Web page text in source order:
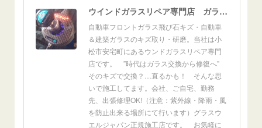
ウインドガラスリペア専門店 ガラスリペア・ヨシダ グラスウェルドジャパン 正規施工店 小松市
自動車フロントガラス飛び石キズ・自動車
＆建築ガラスのキズ取り・研磨。当社は小
松市安宅町にあるウンドガラスリペア専門
店です。 ”時代はガラス交換から修復へ”
そのキズで交換？…直るかも！ そんな思
いで施工してます。会社、ご自宅、勤務
先、出張修理OK!（注意：紫外線・降雨・風
を防止出来る場所にて行います）グラスウ
エルジャパン正規施工店です。 お気軽に